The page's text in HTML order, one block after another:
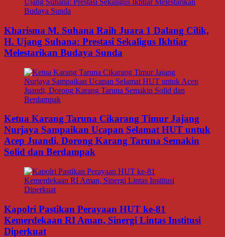
Kharisma M. Suhana Raih Juara 1 Dalang Cilik,
H. Ujang Suhana: Prestasi Sekaligus Ikhtiar
Melestarikan Budaya Sunda
Ketua Karang Taruna Cikarang Timur Jajang
Nurjaya Sampaikan Ucapan Selamat HUT untuk
Acep Juandi, Dorong Karang Taruna Semakin
Solid dan Berdampak
Kapolri Pastikan Perayaan HUT ke-81
Kemerdekaan RI Aman, Sinergi Lintas Institusi
Diperkuat